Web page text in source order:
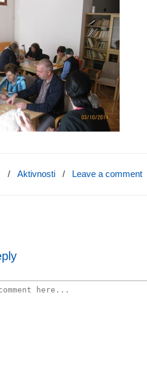
/ Aktivnosti / Leave a comment